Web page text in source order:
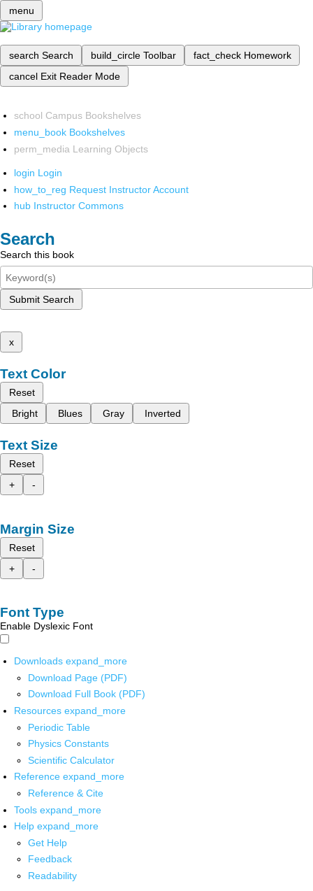
menu
search Search build_circle Toolbar fact_check Homework
cancel Exit Reader Mode
school Campus Bookshelves
menu_book Bookshelves
perm_media Learning Objects
login Login
how_to_reg Request Instructor Account
hub Instructor Commons
Search
Search this book
Submit Search
x
Text Color
Reset
Bright
Blues Gray Inverted
Text Size
Reset
+
-
Margin Size
Reset
+
-
Font Type
Enable Dyslexic Font
Downloads expand_more
Download Page (PDF)
Download Full Book (PDF)
Resources expand_more
Periodic Table
Physics Constants
Scientific Calculator
Reference expand_more
Reference & Cite
Tools expand_more
Help expand_more
Get Help
Feedback
Readability